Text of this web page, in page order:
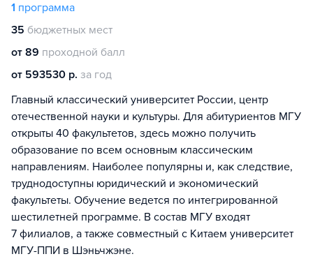
1 программа
35 бюджетных мест
от 89 проходной балл
от 593530 р. за год
Главный классический университет России, центр
отечественной науки и культуры. Для абитуриентов МГУ
открыты 40 факультетов, здесь можно получить
образование по всем основным классическим
направлениям. Наиболее популярны и, как следствие,
труднодоступны юридический и экономический
факультеты. Обучение ведется по интегрированной
шестилетней программе. В состав МГУ входят
7 филиалов, а также совместный с Китаем университет
МГУ-ППИ в Шэньчжэне.